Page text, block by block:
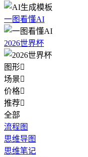
一图看懂AI
2026世界杯
图形
场景
价格
推荐
全部
流程图
思维导图
思维笔记